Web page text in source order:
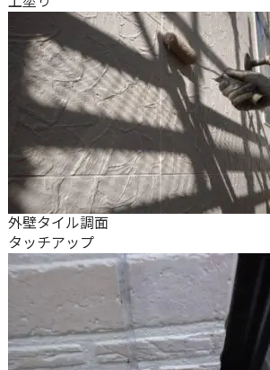
外壁タイル調面
タッチアップ